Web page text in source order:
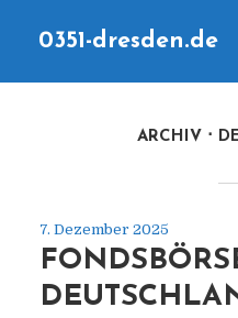
0351-dresden.de
ARCHIV
7. Dezember 2025